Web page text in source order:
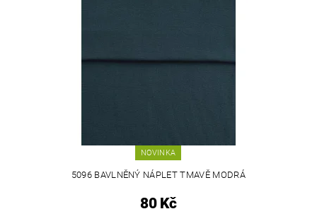
NOVINKA
5096 BAVLNĚNÝ NÁPLET TMAVĚ MODRÁ
80 Kč